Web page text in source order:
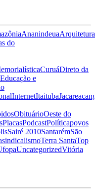
AnanindeuaArquitetura
do
CuruáDireto da
Educação e
InternetItaituba
ObituárioOeste do
PlacasPodcastPolíticapovos
Sairé 2010SantarémSão
sindicalismoTerra SantaTop
UncategorizedVitória